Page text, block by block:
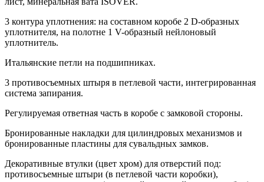
3 контура уплотнения: на составном коробе 2 D-образных
уплотнителя, на полотне 1 V-образный нейлоновый
уплотнитель.
Итальянские петли на подшипниках.
3 противосъемных штыря в петлевой части, интегрированная
система запирания.
Регулируемая ответная часть в коробе с замковой стороны.
Бронированные накладки для цилиндровых механизмов и
бронированные пластины для сувальдных замков.
Декоративные втулки (цвет хром) для отверстий под:
противосъемные штыри (в петлевой части коробки),